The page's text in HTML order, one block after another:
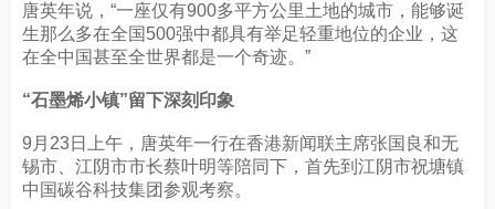
唐英年说，“一座仅有900多平方公里土地的城市，能够诞
生那么多在全国500强中都具有举足轻重地位的企业，这
在全中国甚至全世界都是一个奇迹。”
“石墨烯小镇”留下深刻印象
9月23日上午，唐英年一行在香港新闻联主席张国良和无
锡市、江阴市市长蔡叶明等陪同下，首先到江阴市祝塘镇
中国碳谷科技集团参观考察。